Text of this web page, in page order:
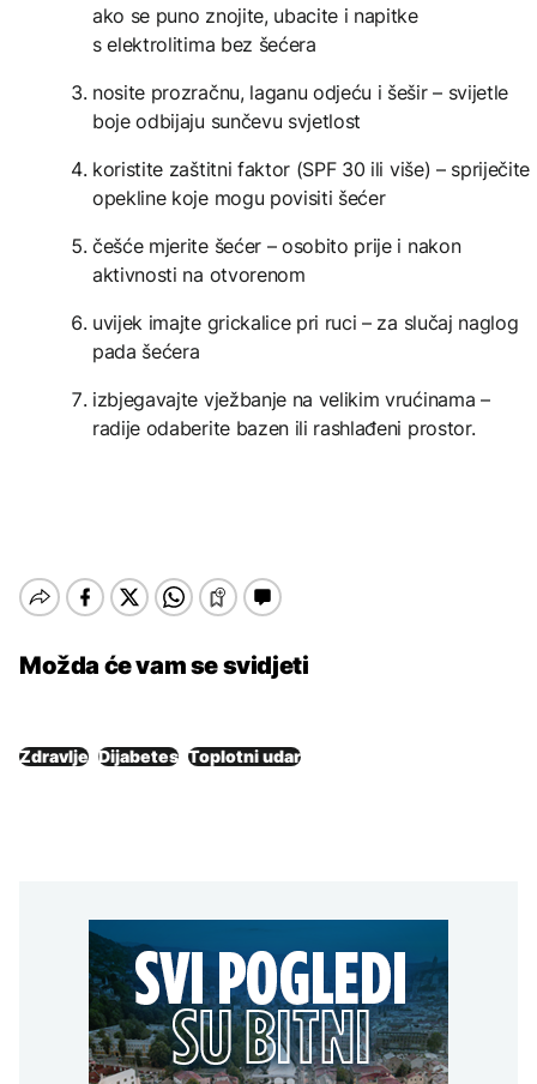
ako se puno znojite, ubacite i napitke
s elektrolitima bez šećera
nosite prozračnu, laganu odjeću i šešir – svijetle
boje odbijaju sunčevu svjetlost
koristite zaštitni faktor (SPF 30 ili više) – spriječite
opekline koje mogu povisiti šećer
češće mjerite šećer – osobito prije i nakon
aktivnosti na otvorenom
uvijek imajte grickalice pri ruci – za slučaj naglog
pada šećera
izbjegavajte vježbanje na velikim vrućinama –
radije odaberite bazen ili rashlađeni prostor.
Možda će vam se svidjeti
Zdravlje Dijabetes Toplotni udar